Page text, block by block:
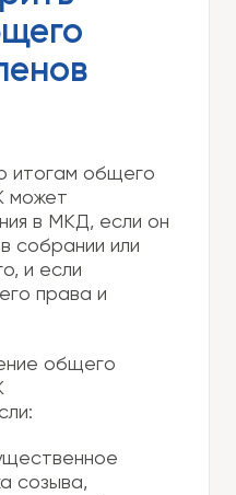
итогам общего
может
в МКД, если он
собрании или
и если
права и
общего
созыва,